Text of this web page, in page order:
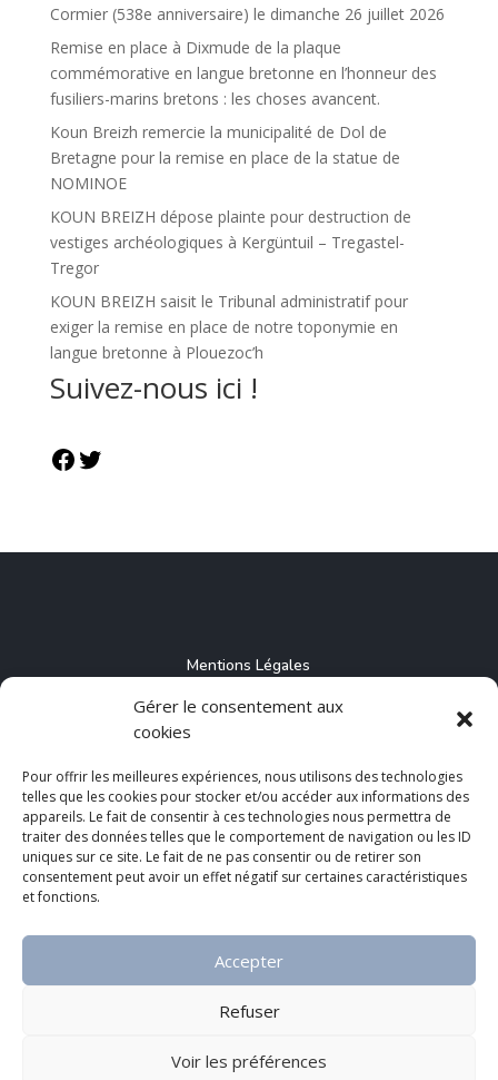
Gérer le consentement aux
cookies
Pour offrir les meilleures expériences, nous utilisons des technologies
telles que les cookies pour stocker et/ou accéder aux informations des
appareils. Le fait de consentir à ces technologies nous permettra de
traiter des données telles que le comportement de navigation ou les ID
uniques sur ce site. Le fait de ne pas consentir ou de retirer son
consentement peut avoir un effet négatif sur certaines caractéristiques
et fonctions.
Accepter
Refuser
Voir les préférences
Cormier (538e anniversaire) le dimanche 26 juillet 2026
Remise en place à Dixmude de la plaque
commémorative en langue bretonne en l’honneur des
fusiliers-marins bretons : les choses avancent.
Koun Breizh remercie la municipalité de Dol de
Bretagne pour la remise en place de la statue de
NOMINOE
KOUN BREIZH dépose plainte pour destruction de
vestiges archéologiques à Kergüntuil – Tregastel-
Tregor
KOUN BREIZH saisit le Tribunal administratif pour
exiger la remise en place de notre toponymie en
langue bretonne à Plouezoc’h
Suivez-nous ici !
Facebook
Mentions Légales
CGU
Politique de Cookies (UE)
Financement participatif